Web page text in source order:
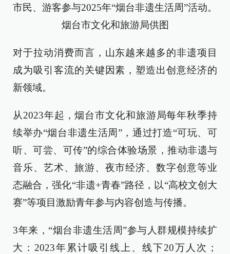
市民、游客参与2025年“烟台非遗生活周”活动。
烟台市文化和旅游局供图
对于拉动消费而言，山东越来越多的非遗项目
成为吸引客流的关键因素，塑造出创意经济的
新领域。
从2023年起，烟台市文化和旅游局每年秋季持
续举办“烟台非遗生活周”，通过打造“可玩、可
听、可尝、可传”的综合体验场景，推动非遗与
音乐、艺术、旅游、夜市经济、数字创意等业
态融合，强化“非遗+青春”路径，以“高校文创大
赛”等项目激励青年参与内容创造与传播。
3年来，“烟台非遗生活周”参与人群规模持续扩
大：2023年累计吸引线上、线下20万人次；